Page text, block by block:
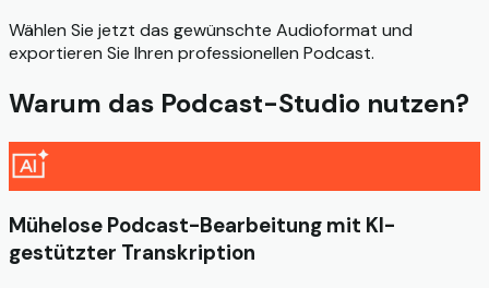
Wählen Sie jetzt das gewünschte Audioformat und
exportieren Sie Ihren professionellen Podcast.
Warum das Podcast-Studio nutzen?
Mühelose Podcast-Bearbeitung mit KI-
gestützter Transkription